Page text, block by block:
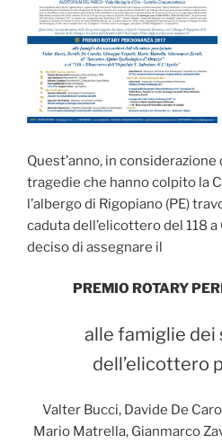
Quest’anno, in
tragedie che hanno colpito la
l’albergo di Rigopiano (PE)
caduta dell’elicottero del 118 a
deciso di assegnare il
PREMIO ROTARY
alle famiglie
dell’elicottero
Valter Bucci, Davide De
Mario Matrella, Gianmarco